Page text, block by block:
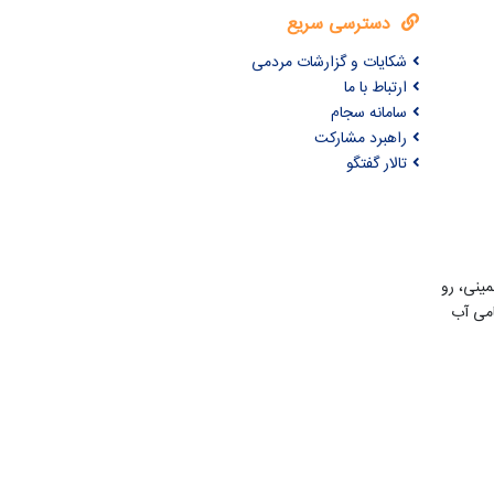
دسترسی سریع
شکایات و گزارشات مردمی
ارتباط با ما
سامانه سجام
راهبرد مشارکت
تالار گفتگو
رو
آب